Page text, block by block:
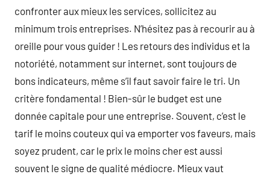
confronter aux mieux les services, sollicitez au
minimum trois entreprises. N’hésitez pas à recourir au à
oreille pour vous guider ! Les retours des individus et la
notoriété, notamment sur internet, sont toujours de
bons indicateurs, même s’il faut savoir faire le tri. Un
critère fondamental ! Bien-sûr le budget est une
donnée capitale pour une entreprise. Souvent, c’est le
tarif le moins couteux qui va emporter vos faveurs, mais
soyez prudent, car le prix le moins cher est aussi
souvent le signe de qualité médiocre. Mieux vaut